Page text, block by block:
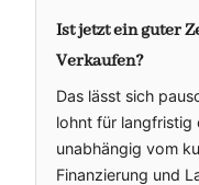
Ist jetzt ein guter
Verkaufen?
Das lässt sich
lohnt für langfristig
unabhängig vom
Finanzierung und